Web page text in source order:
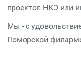
проектов НКО или
Мы - с
Поморской